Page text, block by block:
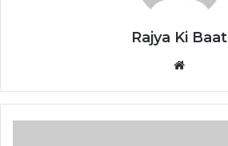
Rajya Ki Baat